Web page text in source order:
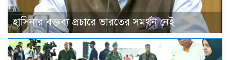
হাসিনার বক্তব্য প্রচারে ভারতের সমর্থন নেই